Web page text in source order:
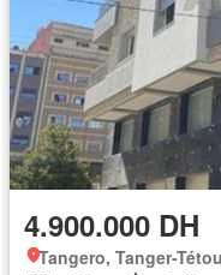
4.900.000 DH
Tangero, Tanger-